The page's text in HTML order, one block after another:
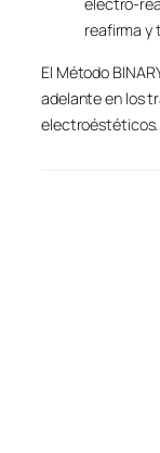
electro-
reafirma y
El Método
adelante en los
electroéstéticos.